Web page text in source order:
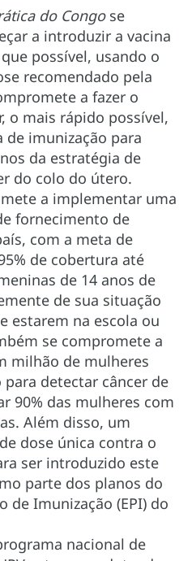
do Congose
a introduzir a vacina
possível, usando o
recomendado pela
a fazer o
o mais rápido possível,
imunização para
da estratégia de
do colo do útero.
a implementar uma
fornecimento de
com a meta de
de cobertura até
de 14 anos de
de sua situação
estarem na escola ou
se compromete a
milhão de mulheres
para detectar câncer de
90% das mulheres com
Além disso, um
dose única contra o
ser introduzido este
parte dos planos do
de Imunização (EPI) do
nacional de